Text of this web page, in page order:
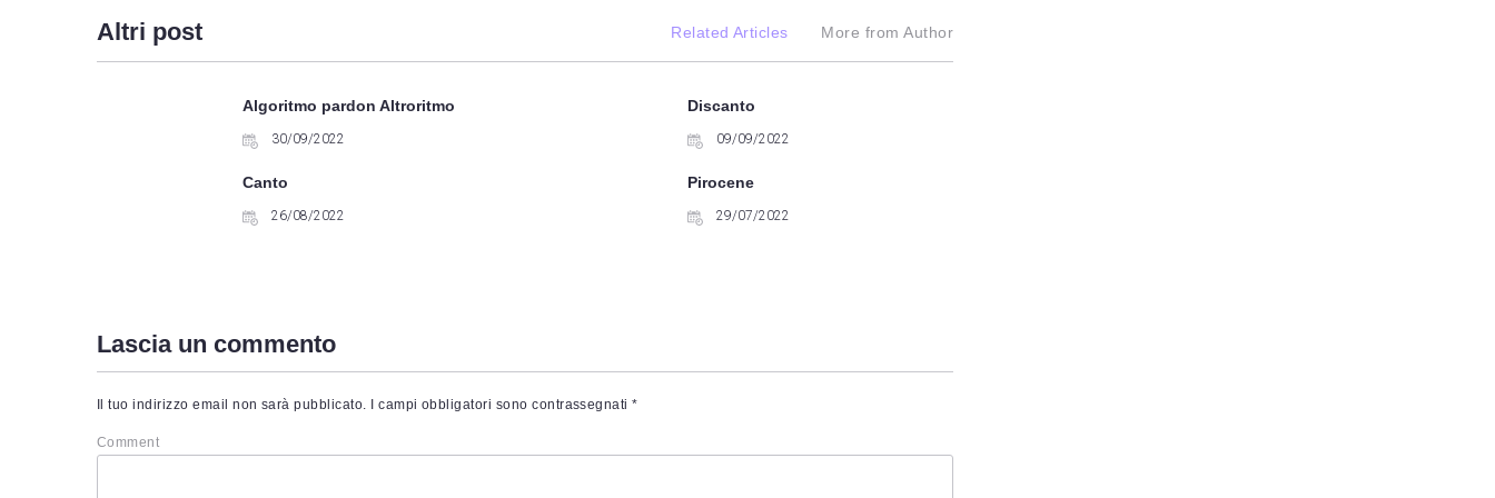
iAltri post Related Articles More from Author
Algoritmo pardon Altroritmo
30/09/2022
Discanto
09/09/2022
Canto
26/08/2022
Pirocene
29/07/2022
Lascia un commento
Il tuo indirizzo email non sarà pubblicato. I campi obbligatori sono contrassegnati*
Comment